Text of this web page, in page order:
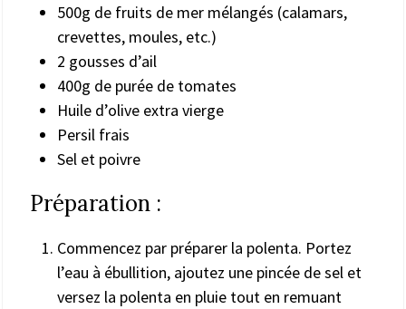
500g de fruits de mer mélangés (calamars,
crevettes, moules, etc.)
2 gousses d’ail
400g de purée de tomates
Huile d’olive extra vierge
Persil frais
Sel et poivre
Préparation :
Commencez par préparer la polenta. Portez
l’eau à ébullition, ajoutez une pincée de sel et
versez la polenta en pluie tout en remuant